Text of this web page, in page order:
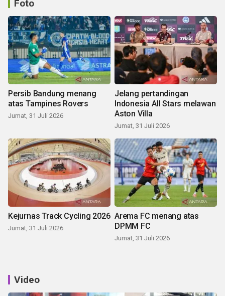
Foto
Persib Bandung menang
atas Tampines Rovers
Jumat, 31 Juli 2026
Jelang pertandingan
Indonesia All Stars melawan
Aston Villa
Jumat, 31 Juli 2026
Kejurnas Track Cycling 2026
Jumat, 31 Juli 2026
Arema FC menang atas
DPMM FC
Jumat, 31 Juli 2026
Video